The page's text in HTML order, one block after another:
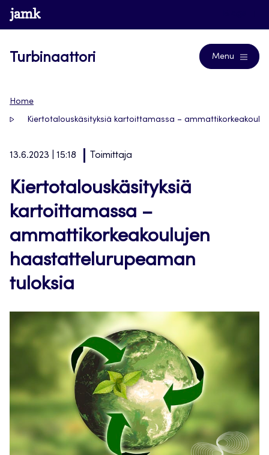
Siirry
suoraan
www.jamk.fi
Turbinaattori Menu
Home
Kiertotalouskäsityksiä kartoittamassa –
13.6.2023 | 15:18 Toimittaja
Kiertotalouskäsityksiä
kartoittamassa –
ammattikorkeakoulujen
haastattelurupeaman
tuloksia